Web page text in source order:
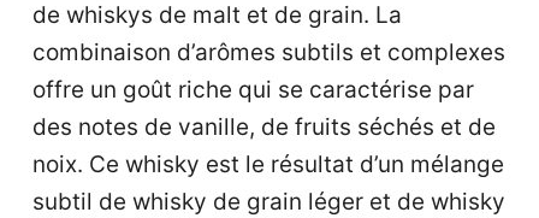
de whiskys de malt et de grain. La
combinaison d’arômes subtils et complexes
offre un goût riche qui se caractérise par
des notes de vanille, de fruits séchés et de
noix. Ce whisky est le résultat d’un mélange
subtil de whisky de grain léger et de whisky